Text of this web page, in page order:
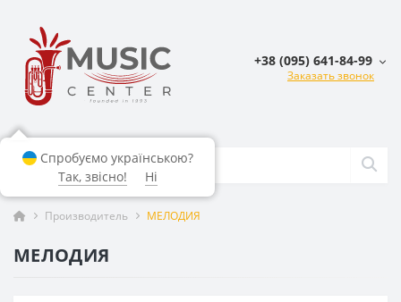
+38 (095) 641-84-99
Заказать звонок
Производитель МЕЛОДИЯ
МЕЛОДИЯ
Спробуємо українською?
Так, звісно!
Ні